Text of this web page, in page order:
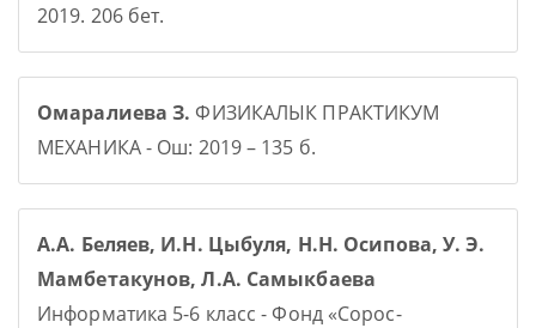
2019. 206 бет.
Омаралиева З. ФИЗИКАЛЫК ПРАКТИКУМ
МЕХАНИКА - Ош: 2019 – 135 б.
А.А. Беляев, И.Н. Цыбуля, Н.Н. Осипова, У. Э.
Мамбетакунов, Л.А. Самыкбаева
Информатика 5-6 класс - Фонд «Сорос-